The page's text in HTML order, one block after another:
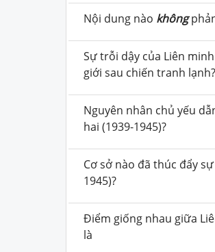
Nội dung nào không
Sự trỗi dậy của Liên
giới sau chiến tranh lạnh?
Nguyên nhân chủ yếu
hai (1939-1945)?
Cơ sở nào đã thúc đẩy
1945)?
Điểm giống nhau giữa
là